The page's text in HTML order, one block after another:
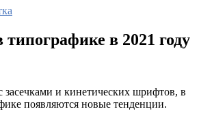
типографике в 2021 году
и кинетических шрифтов, в
появляются новые тенденции.